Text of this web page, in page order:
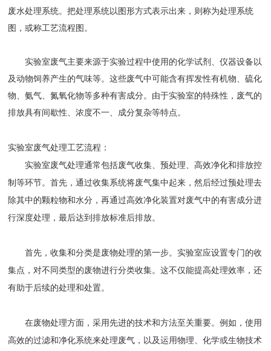
废水处理系统。把处理系统以图形方式表示出来，则称为处理系统
图，或称工艺流程图。
实验室废气主要来源于实验过程中使用的化学试剂、仪器设备以
及动物饲养产生的气味等。这些废气中可能含有挥发性有机物、硫化
物、氨气、氮氧化物等多种有害成分。由于实验室的特殊性，废气的
排放具有间歇性、浓度不一、成分复杂等特点。
实验室废气处理工艺流程：
实验室废气处理通常包括废气收集、预处理、高效净化和排放控
制等环节。首先，通过收集系统将废气集中起来，然后经过预处理去
除其中的颗粒物和水分，再通过高效净化装置对废气中的有害成分进
行深度处理，最后达到排放标准后排放。
首先，收集和分类是废物处理的第一步。实验室应设置专门的收
集点，对不同类型的废物进行分类收集。这不仅能提高处理效率，还
有助于后续的处理和处置。
在废物处理方面，采用先进的技术和方法至关重要。例如，使用
高效的过滤和净化系统来处理废气，以及运用物理、化学或生物技术